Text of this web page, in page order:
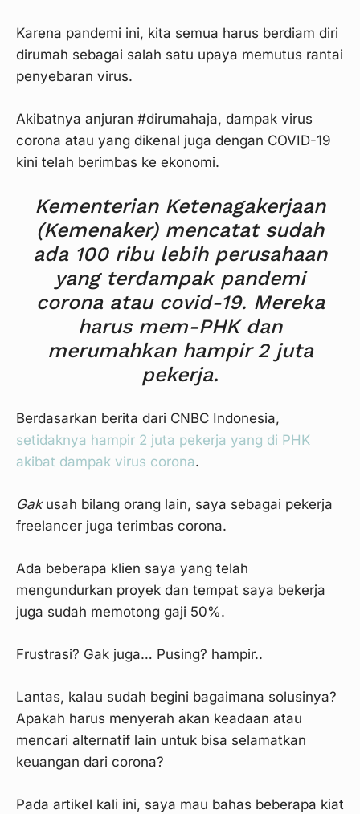
Karena pandemi ini, kita semua harus berdiam diri
dirumah sebagai salah satu upaya memutus rantai
penyebaran virus.
Akibatnya anjuran #dirumahaja, dampak virus
corona atau yang dikenal juga dengan COVID-19
kini telah berimbas ke ekonomi.
Kementerian Ketenagakerjaan
(Kemenaker) mencatat sudah
ada 100 ribu lebih perusahaan
yang terdampak pandemi
corona atau covid-19. Mereka
harus mem-PHK dan
merumahkan hampir 2 juta
pekerja.
Berdasarkan berita dari CNBC Indonesia,
setidaknya hampir 2 juta pekerja yang di PHK
akibat dampak virus corona.
Gak usah bilang orang lain, saya sebagai pekerja
freelancer juga terimbas corona.
Ada beberapa klien saya yang telah
mengundurkan proyek dan tempat saya bekerja
juga sudah memotong gaji 50%.
Frustrasi? Gak juga… Pusing? hampir..
Lantas, kalau sudah begini bagaimana solusinya?
Apakah harus menyerah akan keadaan atau
mencari alternatif lain untuk bisa selamatkan
keuangan dari corona?
Pada artikel kali ini, saya mau bahas beberapa kiat